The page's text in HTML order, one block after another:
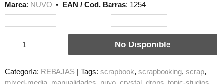
Marca: NUVO • EAN / Cod. Barras: 1254
No Disponible
Categoría: REBAJAS | Tags: scrapbook scrapbooking scrap